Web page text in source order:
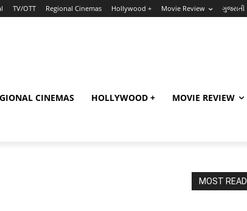
TV/OTT Regional Cinemas Hollywood + Movie Review ગુજરાતી
CINEMAS HOLLYWOOD + MOVIE REVIEW
MOST READ